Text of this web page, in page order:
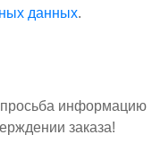
данных.
информацию
заказа!